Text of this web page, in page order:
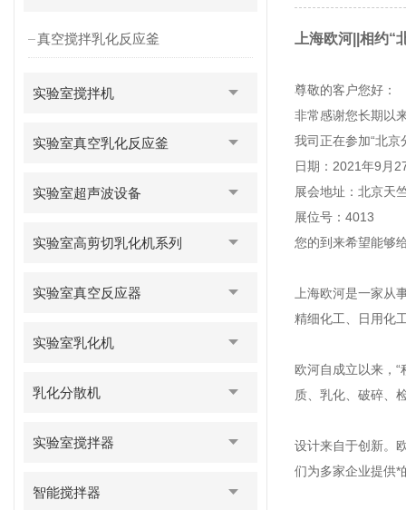
真空搅拌乳化反应釜
实验室搅拌机
实验室真空乳化反应釜
实验室超声波设备
实验室高剪切乳化机系列
实验室真空反应器
实验室乳化机
乳化分散机
实验室搅拌器
智能搅拌器
上海欧河||相约
尊敬的客户您好：
非常感谢您长期以
我司正在参加“北
日期：2021年9月
展会地址：北京天
展位号：4013
您的到来希望能够
上海欧河是一家
精细化工、日用化
欧河自成立以来，
质、乳化、破碎、
设计来自于创新。
们为多家企业提供*